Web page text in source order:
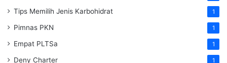
Tips Memilih Jenis Karbohidrat 1
Pimnas PKN 1
Empat PLTSa 1
Deny Charter 1